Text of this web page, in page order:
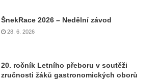
ŠnekRace 2026 – Nedělní závod
28. 6. 2026
20. ročník Letního přeboru v soutěži
zručnosti žáků gastronomických oborů